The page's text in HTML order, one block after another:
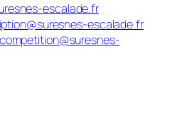
escalade.fr
escalade.fr
competition@suresnes-